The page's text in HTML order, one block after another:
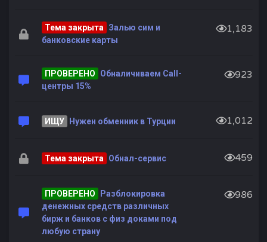
Тема закрыта
Залью сим и
банковские карты
1,183
ПРОВЕРЕНО
Обналичиваем Call-
центры 15%
923
ИЩУ Нужен обменник в Турции 1,012
Тема закрыта Обнал-сервис 459
ПРОВЕРЕНО
Разблокировка
денежных средств различных
бирж и банков с физ доками под
любую страну
986